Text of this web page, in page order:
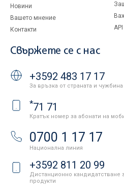
Новини
Вашето мнение
Контакти
Свържете се с нас
+3592 483 17 17
За връзка от страната и чужбина
*71 71
Кратък номер за абонати на
0700 1 17 17
Национална линия
+3592 811 20 99
Дистанционно кандидатстване
продукти